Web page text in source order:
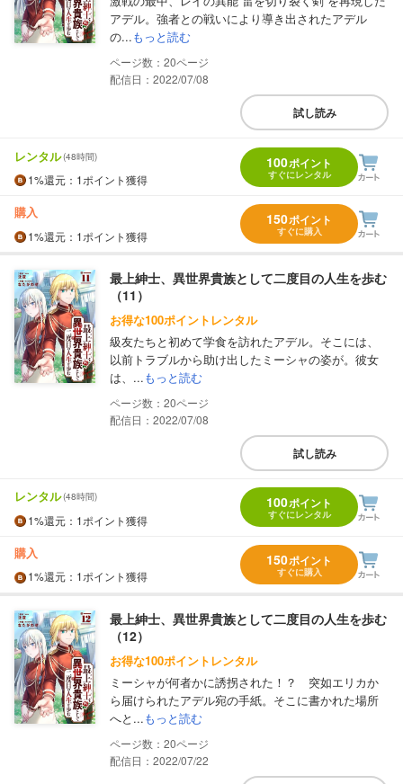
アデル。強者との戦いにより導き出されたアデル
の...もっと読む
20
配信日：2022/07/08
試し読み
レンタル(48時間)
1%還元 ：1ポイント獲得
100ポイント
すぐにレンタル
購入
1%還元 ：1ポイント獲得
150ポイント
すぐに購入
最上紳士、異世界貴族として二度目の人生を歩む
（11）
お得な100ポイントレンタル
級友たちと初めて学食を訪れたアデル。そこには、
以前トラブルから助け出したミーシャの姿が。彼女
は、...もっと読む
20
配信日：2022/07/08
試し読み
レンタル(48時間)
1%還元 ：1ポイント獲得
100ポイント
すぐにレンタル
購入
1%還元 ：1ポイント獲得
150ポイント
すぐに購入
最上紳士、異世界貴族として二度目の人生を歩む
（12）
お得な100ポイントレンタル
ミーシャが何者かに誘拐された！？ 突如エリカか
ら届けられたアデル宛の手紙。そこに書かれた場所
へと...もっと読む
20
配信日：2022/07/22